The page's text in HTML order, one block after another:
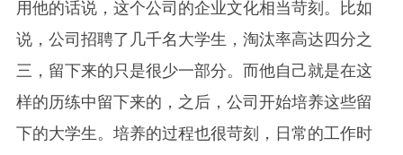
用他的话说，这个公司的企业文化相当苛刻。比如
说，公司招聘了几千名大学生，淘汰率高达四分之
三，留下来的只是很少一部分。而他自己就是在这
样的历练中留下来的，之后，公司开始培养这些留
下的大学生。培养的过程也很苛刻，日常的工作时